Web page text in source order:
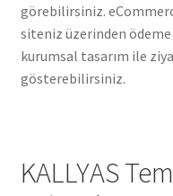
görebilirsiniz.
siteniz üzerinden
kurumsal tasarım ile
gösterebilirsiniz.
KALLYAS